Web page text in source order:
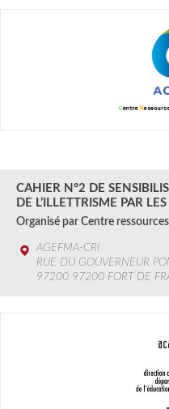
CAHIER N°2 DE
DE L’ILLETTRISME PAR
Organisé par Centre
AGEFMA-CRI
RUE DU GOUVERNEUR
97200 97200 FORT DE